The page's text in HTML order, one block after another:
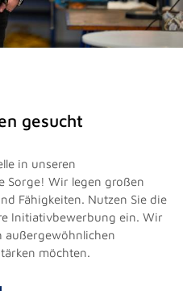
gesucht
in unseren
Sorge! Wir legen großen
Fähigkeiten. Nutzen Sie die
Initiativbewerbung ein. Wir
außergewöhnlichen
möchten.